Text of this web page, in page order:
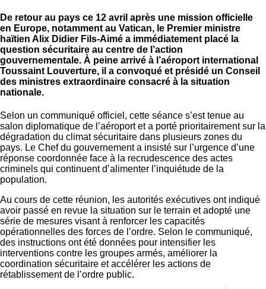
De retour au pays ce 12 avril après une mission officielle
en Europe, notamment au Vatican, le Premier ministre
haïtien Alix Didier Fils-Aimé a immédiatement placé la
question sécuritaire au centre de l’action
gouvernementale. À peine arrivé à l’aéroport international
Toussaint Louverture, il a convoqué et présidé un Conseil
des ministres extraordinaire consacré à la situation
nationale.
Selon un communiqué officiel, cette séance s’est tenue au
salon diplomatique de l’aéroport et a porté prioritairement sur la
dégradation du climat sécuritaire dans plusieurs zones du
pays. Le Chef du gouvernement a insisté sur l’urgence d’une
réponse coordonnée face à la recrudescence des actes
criminels qui continuent d’alimenter l’inquiétude de la
population.
Au cours de cette réunion, les autorités exécutives ont indiqué
avoir passé en revue la situation sur le terrain et adopté une
série de mesures visant à renforcer les capacités
opérationnelles des forces de l’ordre. Selon le communiqué,
des instructions ont été données pour intensifier les
interventions contre les groupes armés, améliorer la
coordination sécuritaire et accélérer les actions de
rétablissement de l’ordre public.